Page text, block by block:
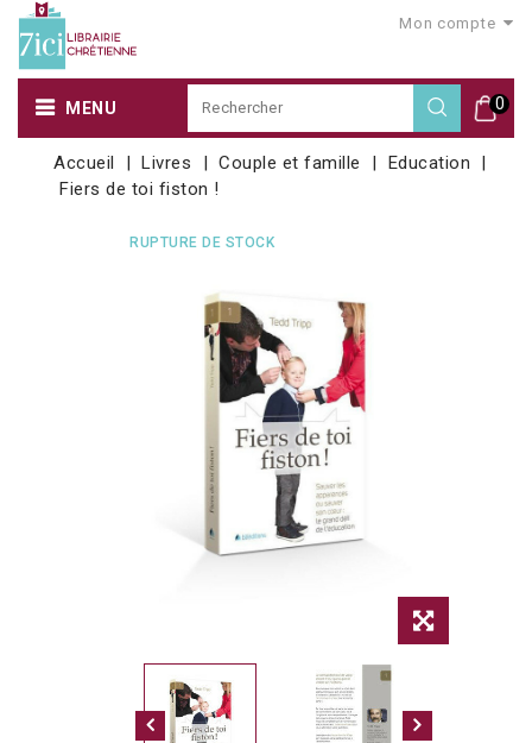
Mon compte
0
MENU
Accueil Livres Couple et famille
Education
Fiers de toi fiston !
RUPTURE DE STOCK